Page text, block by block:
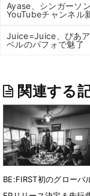
Ayase、シンガーソ
YouTubeチャンネル
Juice=Juice、ぴあ
ベルのパフォで魅了
関連する
BE:FIRST初のグローバ